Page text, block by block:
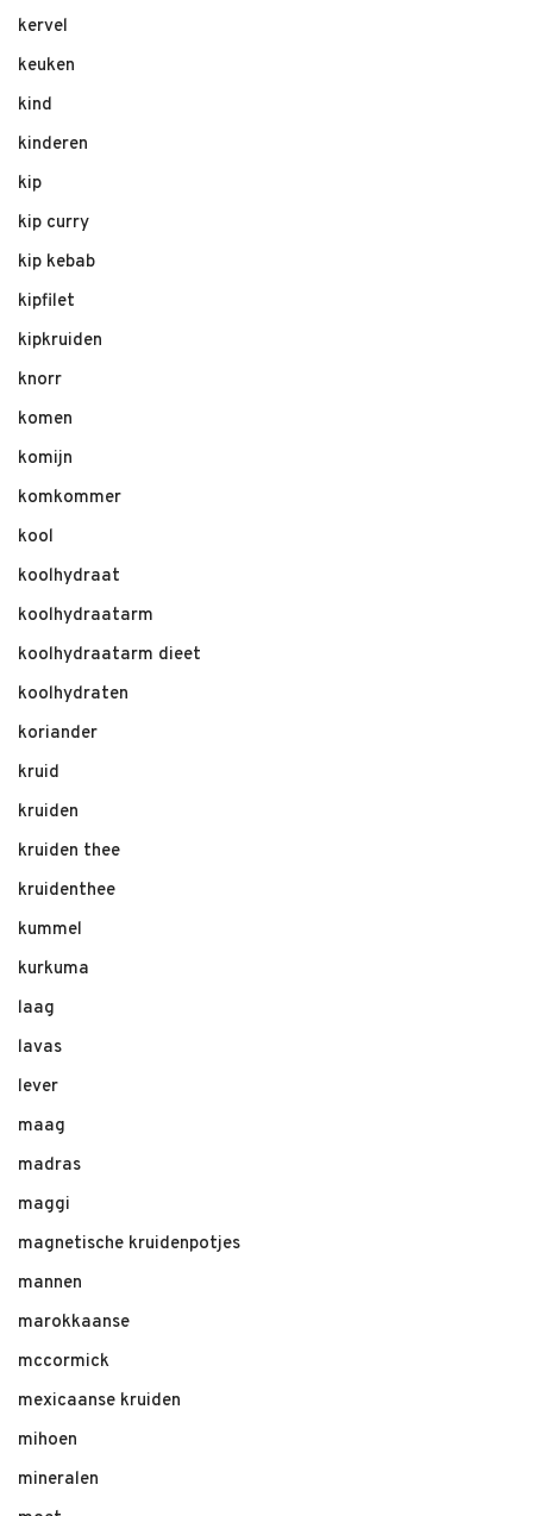
kervel
keuken
kind
kinderen
kip
kip curry
kip kebab
kipfilet
kipkruiden
knorr
komen
komijn
komkommer
kool
koolhydraat
koolhydraatarm
koolhydraatarm dieet
koolhydraten
koriander
kruid
kruiden
kruiden thee
kruidenthee
kummel
kurkuma
laag
lavas
lever
maag
madras
maggi
magnetische kruidenpotjes
mannen
marokkaanse
mccormick
mexicaanse kruiden
mihoen
mineralen